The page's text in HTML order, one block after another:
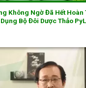
Không Ngờ Đã Hết Hoàn
Bộ Đôi Dược Thảo